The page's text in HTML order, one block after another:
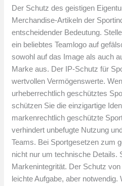
Der Schutz des geistigen
Merchandise-Artikeln der
entscheidender Bedeutung.
ein beliebtes Teamlogo auf
sowohl auf das Image als auch
Marke aus. Der IP-Schutz für
wertvollen Vermögenswerte.
urheberrechtlich geschütztes
schützen Sie die einzigartige
markenrechtlich geschützte
verhindert unbefugte Nutzung
Teams. Bei Sportgesetzen zum
nicht nur um technische Details.
Markenintegrität. Der Schutz
leichte Aufgabe, aber